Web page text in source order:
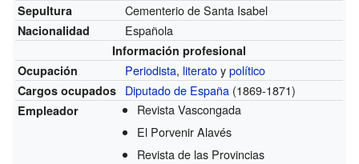
Sepultura Cementerio de Santa Isabel
Nacionalidad Española
Información profesional
Ocupación
Periodista, literatoypolítico
Cargos ocupados Diputado de España (1869-1871)
Empleador
Revista Vascongada
El Porvenir Alavés
Revista de las Provincias